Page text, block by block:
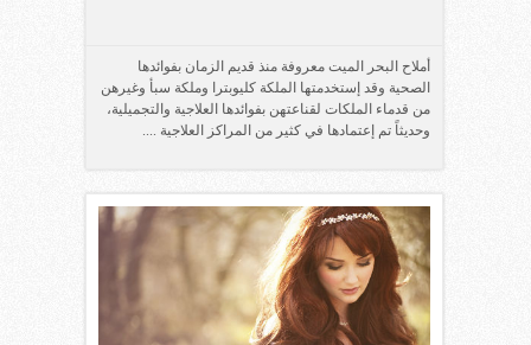
أملاح البحر الميت معروفة منذ قديم الزمان بفوائدها
الصحية وقد إستخدمتها الملكة كليوبترا وملكة سبأ وغيرهن
من قدماء الملكات لقناعتهن بفوائدها العلاجية والتجميلية،
وحديثاً تم إعتمادها في كثير من المراكز العلاجية ....